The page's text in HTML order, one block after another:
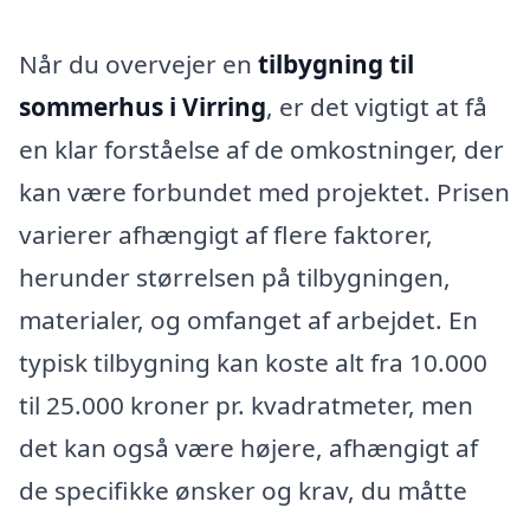
Når du overvejer en tilbygning til
sommerhus i Virring, er det vigtigt at få
en klar forståelse af de omkostninger, der
kan være forbundet med projektet. Prisen
varierer afhængigt af flere faktorer,
herunder størrelsen på tilbygningen,
materialer, og omfanget af arbejdet. En
typisk tilbygning kan koste alt fra 10.000
til 25.000 kroner pr. kvadratmeter, men
det kan også være højere, afhængigt af
de specifikke ønsker og krav, du måtte